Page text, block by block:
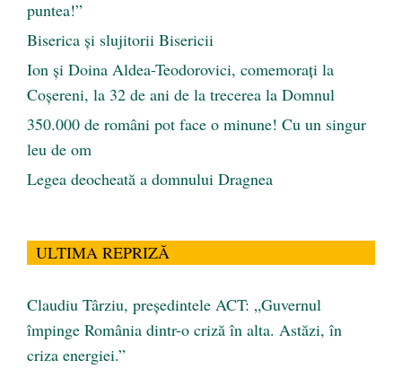
puntea!”
Biserica și slujitorii Bisericii
Ion și Doina Aldea-Teodorovici, comemorați la
Coșereni, la 32 de ani de la trecerea la Domnul
350.000 de români pot face o minune! Cu un singur
leu de om
Legea deocheată a domnului Dragnea
ULTIMA REPRIZĂ
Claudiu Târziu, președintele ACT: „Guvernul
împinge România dintr-o criză în alta. Astăzi, în
criza energiei.”